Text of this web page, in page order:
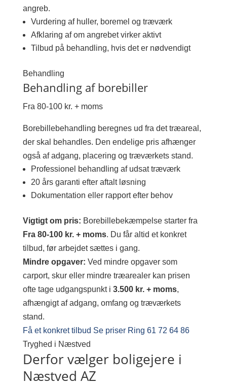
angreb.
Vurdering af huller, boremel og træværk
Afklaring af om angrebet virker aktivt
Tilbud på behandling, hvis det er nødvendigt
Behandling
Behandling af borebiller
Fra 80-100 kr. + moms
Borebillebehandling beregnes ud fra det træareal,
der skal behandles. Den endelige pris afhænger
også af adgang, placering og træværkets stand.
Professionel behandling af udsat træværk
20 års garanti efter aftalt løsning
Dokumentation eller rapport efter behov
Vigtigt om pris: Borebillebekæmpelse starter fra
Fra 80-100 kr. + moms. Du får altid et konkret
tilbud, før arbejdet sættes i gang.
Mindre opgaver: Ved mindre opgaver som
carport, skur eller mindre træarealer kan prisen
ofte tage udgangspunkt i 3.500 kr. + moms,
afhængigt af adgang, omfang og træværkets
stand.
Få et konkret tilbud Se priser Ring 61 72 64 86
Tryghed i Næstved
Derfor vælger boligejere i
Næstved AZ